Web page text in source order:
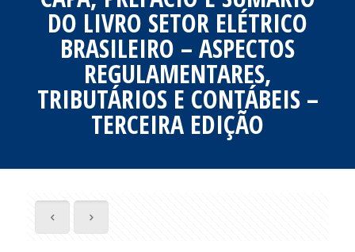
DO LIVRO SETOR ELÉTRICO
BRASILEIRO – ASPECTOS
REGULAMENTARES,
TRIBUTÁRIOS E CONTÁBEIS –
TERCEIRA EDIÇÃO